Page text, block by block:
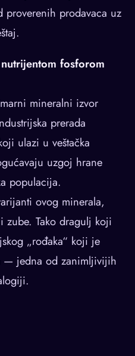
proverenih prodavaca uz
fosforom
mineralni izvor
prerada
ulazi u veštačka
uzgoj hrane
populacija.
ovog minerala,
zube. Tako dragulj koji
„rođaka“ koji je
— jedna od zanimljivijih